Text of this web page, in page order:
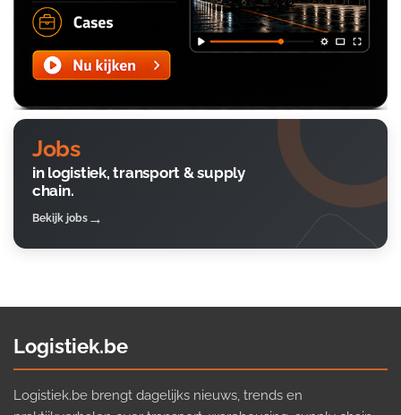
Jobs
in logistiek, transport & supply
chain.
Bekijk jobs
Logistiek.be
Logistiek.be brengt dagelijks nieuws, trends en